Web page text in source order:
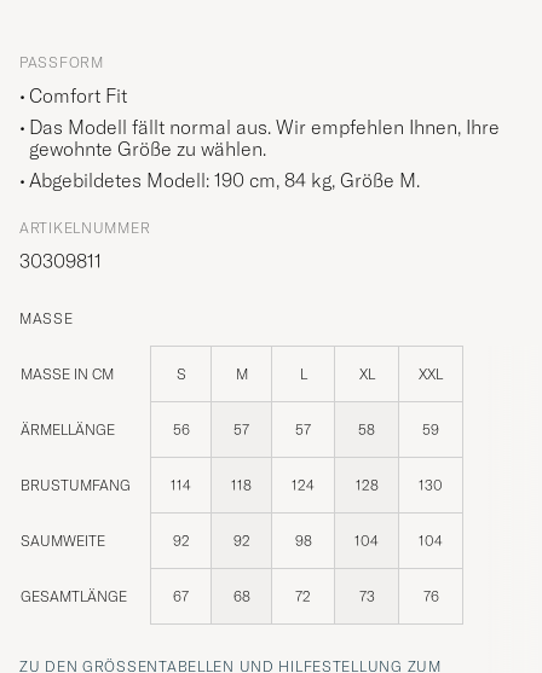
PASSFORM
Comfort Fit
Das Modell fällt normal aus. Wir empfehlen Ihnen, Ihre
gewohnte Größe zu wählen.
Abgebildetes Modell: 190 cm, 84 kg, Größe M.
ARTIKELNUMMER
30309811
MASSE
MASSE IN CM S M L XL XXL
ÄRMELLÄNGE 56 57 57 58 59
BRUSTUMFANG 114 118 124 128 130
SAUMWEITE 92 92 98 104 104
GESAMTLÄNGE 67 68 72 73 76
ZU DEN GRÖSSENTABELLEN UND HILFESTELLUNG ZUM R